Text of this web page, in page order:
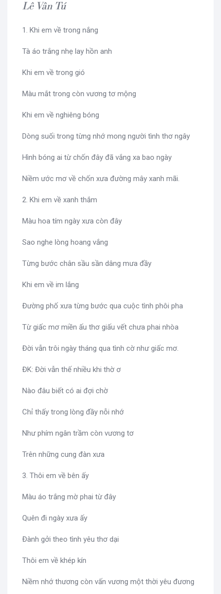
Lê Vân Tú
1. Khi em về trong nắng
Tà áo trắng nhẹ lay hồn anh
Khi em về trong gió
Màu mắt trong còn vương tơ mộng
Khi em về nghiêng bóng
Dòng suối trong từng nhớ mong người tình thơ ngây
Hình bóng ai từ chốn đây đã vắng xa bao ngày
Niềm ước mơ về chốn xưa đường mây xanh mãi.
2. Khi em về xanh thắm
Màu hoa tím ngày xưa còn đây
Sao nghe lòng hoang vắng
Từng bước chân sầu sần dâng mưa đầy
Khi em về im lắng
Đường phố xưa từng bước qua cuộc tình phôi pha
Từ giấc mơ miền ấu thơ giấu vết chưa phai nhòa
Đời vẫn trôi ngày tháng qua tình cờ như giấc mơ.
ĐK: Đời vẫn thế nhiều khi thờ ơ
Nào đâu biết có ai đợi chờ
Chỉ thấy trong lòng đầy nỗi nhớ
Như phím ngân trầm còn vương tơ
Trên những cung đàn xưa
3. Thôi em về bên ấy
Màu áo trắng mờ phai từ đây
Quên đi ngày xưa ấy
Đành gởi theo tình yêu thơ dại
Thôi em về khép kín
Niềm nhớ thương còn vấn vương một thời yêu đương